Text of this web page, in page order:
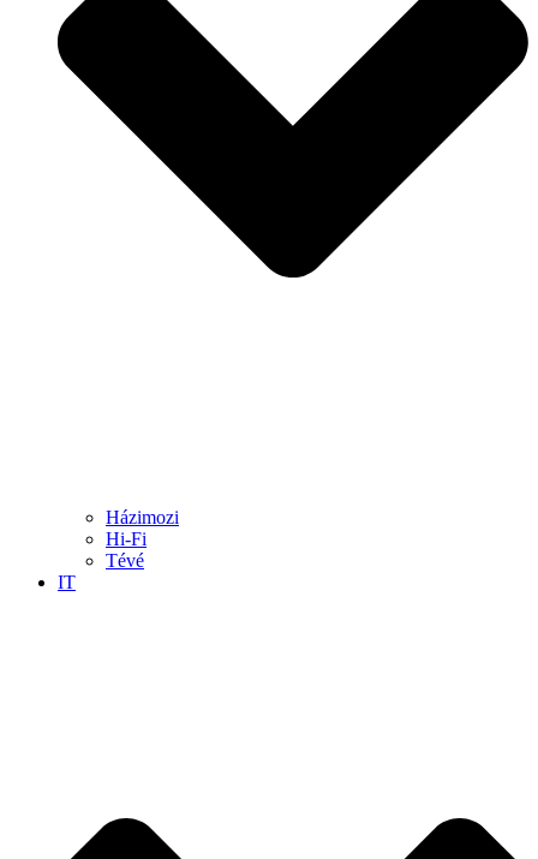
Házimozi
Hi-Fi
Tévé
IT